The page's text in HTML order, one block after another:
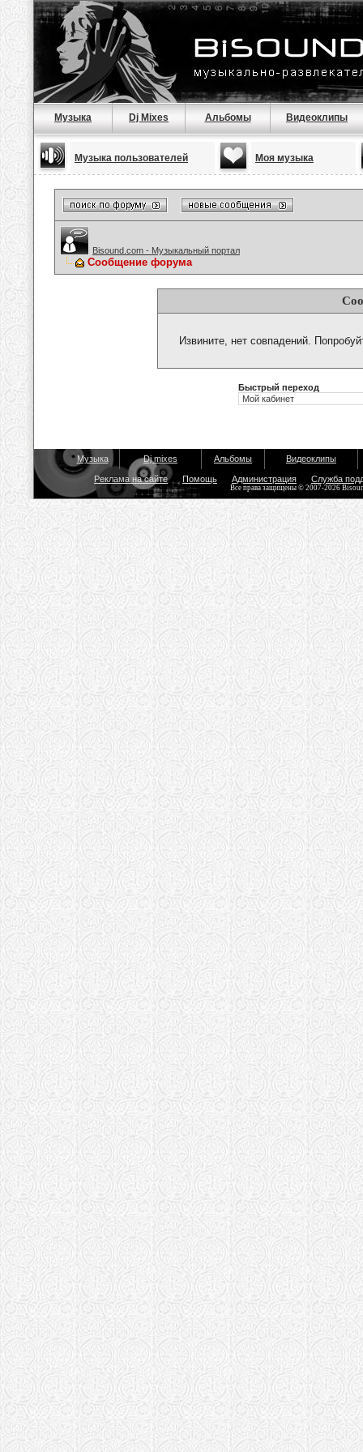
Музыка Dj Mixes Альбомы Видеоклипы
Музыка пользователей Моя музыка
Bisound.com - Музыкальный портал
Сообщение форума
Извините, нет совпадений.
Быстрый переход
Музыка Dj mixes Альбомы Видеоклипы
Реклама на сайте Помощь Администрация Служба
Все права защищены © 2007-2026